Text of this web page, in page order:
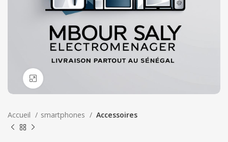
Accueil smartphones Accessoires